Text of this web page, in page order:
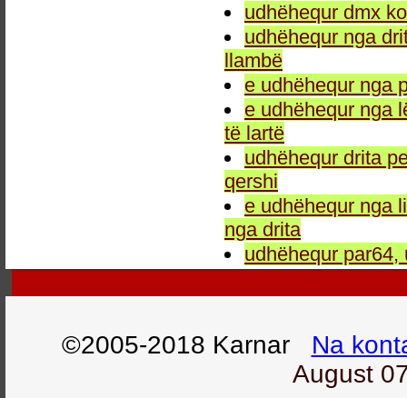
udhëhequr dmx
udhëhequr nga
llambë
e udhëhequr nga
e udhëhequr nga
të lartë
udhëhequr drita
qershi
e udhëhequr nga
nga drita
udhëhequr
©2005-2018 Karnar Na
August